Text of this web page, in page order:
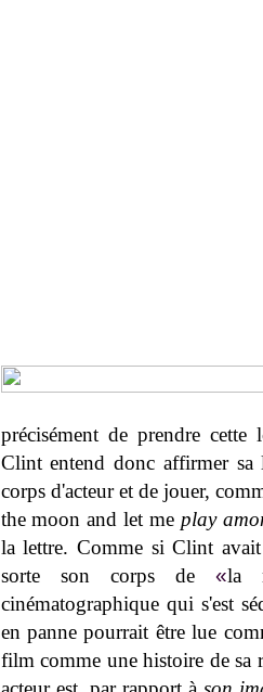
précisément de prendre
Clint entend donc affirmer sa
corps d'acteur et de jouer,
the moon and let me play
la lettre. Comme si Clint
sorte son corps de «la
cinématographique qui s'est
en panne pourrait être lue
film comme une histoire de